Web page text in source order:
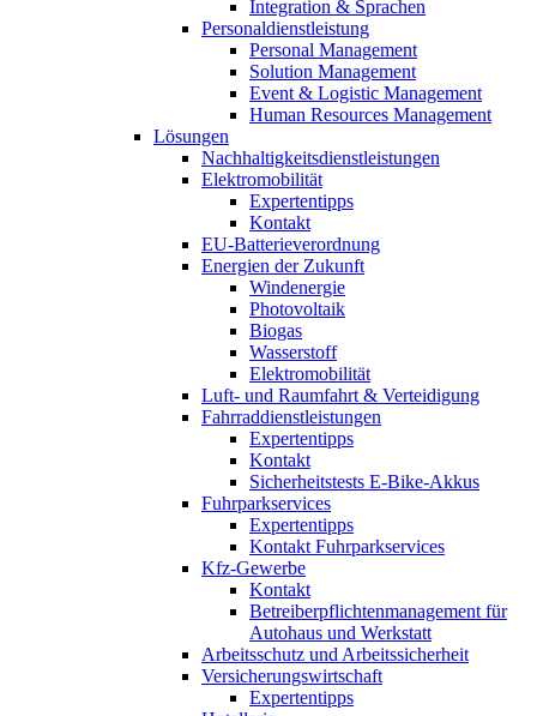
Integration & Sprachen
Personaldienstleistung
Personal Management
Solution Management
Event & Logistic Management
Human Resources Management
Lösungen
Nachhaltigkeitsdienstleistungen
Elektromobilität
Expertentipps
Kontakt
EU-Batterieverordnung
Energien der Zukunft
Windenergie
Photovoltaik
Biogas
Wasserstoff
Elektromobilität
Luft- und Raumfahrt & Verteidigung
Fahrraddienstleistungen
Expertentipps
Kontakt
Sicherheitstests E-Bike-Akkus
Fuhrparkservices
Expertentipps
Kontakt Fuhrparkservices
Kfz-Gewerbe
Kontakt
Betreiberpflichtenmanagement für
Autohaus und Werkstatt
Arbeitsschutz und Arbeitssicherheit
Versicherungswirtschaft
Expertentipps